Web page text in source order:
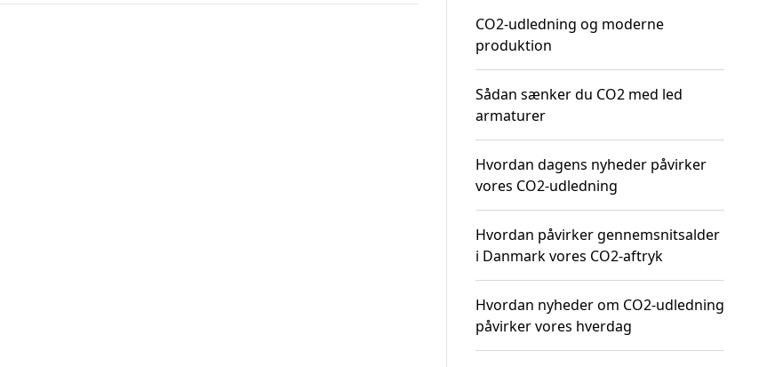
CO2-udledning og moderne
produktion
Sådan sænker du CO2 med led
armaturer
Hvordan dagens nyheder påvirker
vores CO2-udledning
Hvordan påvirker gennemsnitsalder
i Danmark vores CO2-aftryk
Hvordan nyheder om CO2-udledning
påvirker vores hverdag